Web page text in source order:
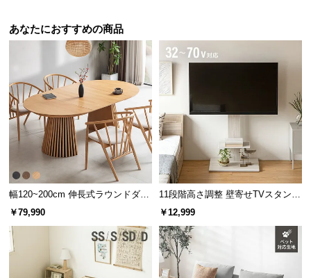
あなたにおすすめの商品
幅120~200cm 伸長式ラウンドダイ
ニングテーブル 6人掛け 天然木突
￥79,990
11段階高さ調整 壁寄せTVスタンド
キャスター付き 上下左右角度調節
￥12,999